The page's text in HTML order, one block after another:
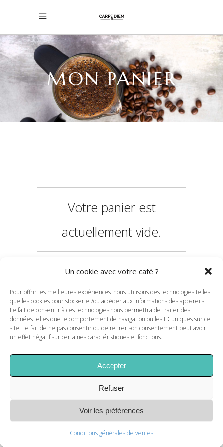
Un cookie avec votre café ?
Pour offrir les meilleures expériences, nous utilisons des technologies telles
que les cookies pour stocker et/ou accéder aux informations des appareils.
Le fait de consentir à ces technologies nous permettra de traiter des
données telles que le comportement de navigation ou les ID uniques sur ce
site. Le fait de ne pas consentir ou de retirer son consentement peut avoir
un effet négatif sur certaines caractéristiques et fonctions.
Accepter
Refuser
Voir les préférences
Conditions générales de ventes
MON PANIER
Votre panier est
actuellement vide.